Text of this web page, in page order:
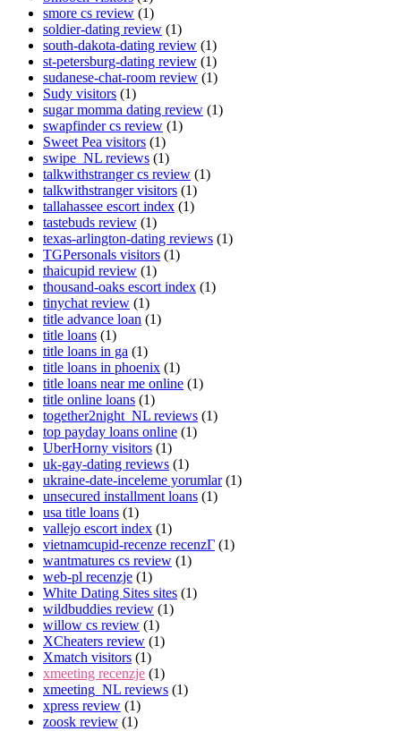
smore cs review (1)
soldier-dating review (1)
south-dakota-dating review (1)
st-petersburg-dating review (1)
sudanese-chat-room review (1)
Sudy visitors (1)
sugar momma dating review (1)
swapfinder cs review (1)
Sweet Pea visitors (1)
swipe_NL reviews (1)
talkwithstranger cs review (1)
talkwithstranger visitors (1)
tallahassee escort index (1)
tastebuds review (1)
texas-arlington-dating reviews (1)
TGPersonals visitors (1)
thaicupid review (1)
thousand-oaks escort index (1)
tinychat review (1)
title advance loan (1)
title loans (1)
title loans in ga (1)
title loans in phoenix (1)
title loans near me online (1)
title online loans (1)
together2night_NL reviews (1)
top payday loans online (1)
UberHorny visitors (1)
uk-gay-dating reviews (1)
ukraine-date-inceleme yorumlar(1)
unsecured installment loans (1)
usa title loans (1)
vallejo escort index (1)
vietnamcupid-recenze recenzГ­ (1)
wantmatures cs review (1)
web-pl recenzje (1)
White Dating Sites sites (1)
wildbuddies review (1)
willow cs review (1)
XCheaters review (1)
Xmatch visitors (1)
xmeeting recenzje (1)
xmeeting_NL reviews (1)
xpress review (1)
zoosk review (1)